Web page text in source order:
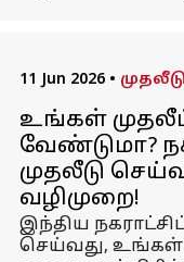
11 Jun 2026 • முதலீடு
உங்கள்
வேண்டுமா?
முதலீடு
வழிமுறை!
இந்திய
செய்வது, உங்கள்